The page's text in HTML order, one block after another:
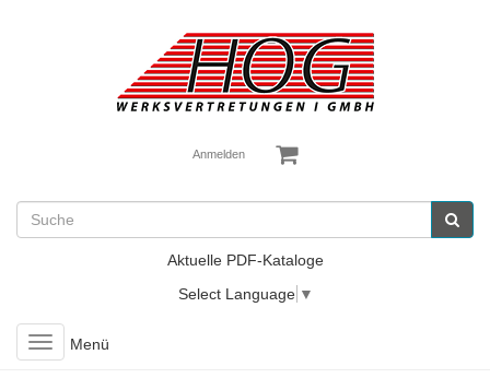
Anmelden
Aktuelle PDF-Kataloge
Select Language ▼
Toggle
navigation
Menü